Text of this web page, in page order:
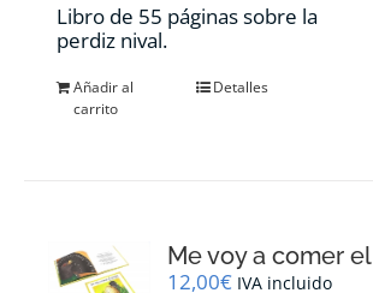
Libro de 55 páginas sobre la
perdiz nival.
Añadir al
carrito
Detalles
Me voy a comer
12,00€ IVA incluido